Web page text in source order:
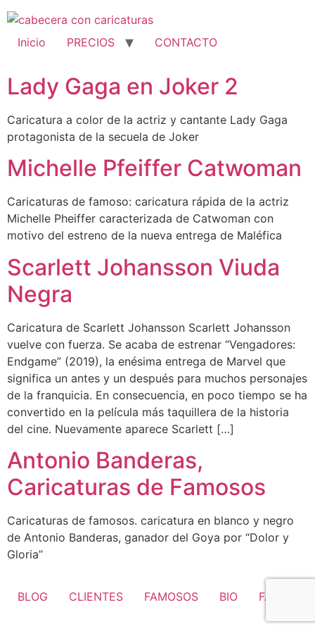
al
contenido
Inicio PRECIOS CONTACTO
Lady Gaga en Joker 2
Caricatura a color de la actriz y cantante Lady Gaga
protagonista de la secuela de Joker
Michelle Pfeiffer Catwoman
Caricaturas de famoso: caricatura rápida de la actriz
Michelle Pheiffer caracterizada de Catwoman con
motivo del estreno de la nueva entrega de Maléfica
Scarlett Johansson Viuda
Negra
Caricatura de Scarlett Johansson Scarlett Johansson
vuelve con fuerza. Se acaba de estrenar “Vengadores:
Endgame” (2019), la enésima entrega de Marvel que
significa un antes y un después para muchos personajes
de la franquicia. En consecuencia, en poco tiempo se ha
convertido en la película más taquillera de la historia
del cine. Nuevamente aparece Scarlett […]
Antonio Banderas,
Caricaturas de Famosos
Caricaturas de famosos. caricatura en blanco y negro
de Antonio Banderas, ganador del Goya por “Dolor y
Gloria”
BLOG CLIENTES FAMOSOS BIO FAQ